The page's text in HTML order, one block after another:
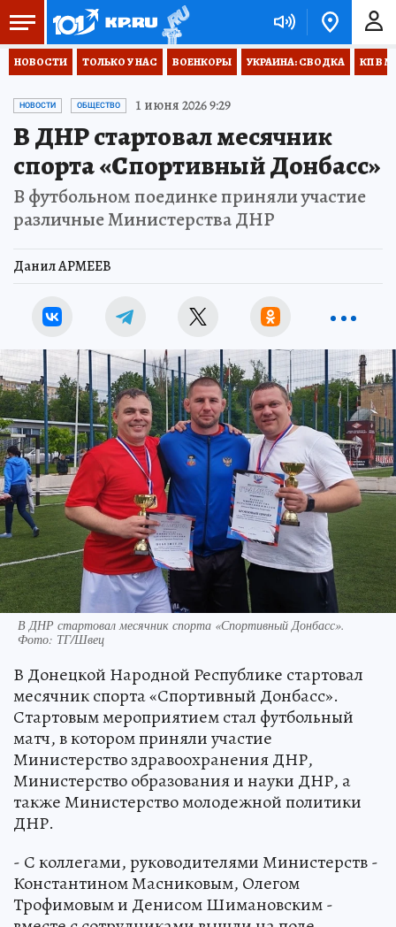
НОВОСТИ ТОЛЬКО У НАС ВОЕНКОРЫ УКРАИНА: СВОДКА КП В
НОВОСТИ ОБЩЕСТВО 1 июня 2026 9:29
В ДНР стартовал месячник
спорта «Спортивный Донбасс»
В футбольном поединке приняли участие
различные Министерства ДНР
Данил АРМЕЕВ
В ДНР стартовал месячник спорта «Спортивный Донбасс».
Фото: ТГ/Швец
В Донецкой Народной Республике стартовал
месячник спорта «Спортивный Донбасс».
Стартовым мероприятием стал футбольный
матч, в котором приняли участие
Министерство здравоохранения ДНР,
Министерство образования и науки ДНР, а
также Министерство молодежной политики
ДНР.
- С коллегами, руководителями Министерств -
Константином Масниковым, Олегом
Трофимовым и Денисом Шимановским -